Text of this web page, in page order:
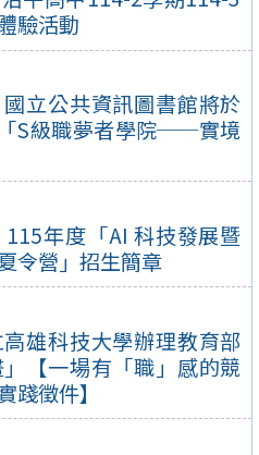
驗活動
國立公共資訊圖書館將於
S級職夢者學院──實境
115年度「AI 科技發展暨
令營」招生簡章
高雄科技大學辦理教育部
」【一場有「職」感的競
徵件】